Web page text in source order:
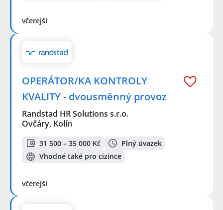
včerejší
OPERÁTOR/KA KONTROLY
KVALITY - dvousměnný provoz
Randstad HR Solutions s.r.o.
Ovčáry, Kolín
31 500 – 35 000 Kč
Plný úvazek
Vhodné také pro cizince
včerejší